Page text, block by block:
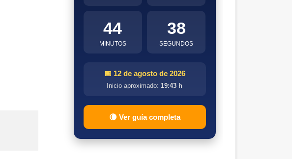
44
MINUTOS
37
SEGUNDOS
📅 12 de agosto de 2026
Inicio aproximado:19:43 h
🌘 Ver guía completa